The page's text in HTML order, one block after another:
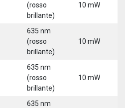
(rosso
brillante)
10 mW
635 nm
(rosso
brillante)
10 mW
635 nm
(rosso
brillante)
10 mW
635 nm